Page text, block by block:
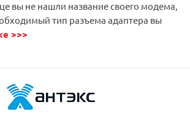
вы не нашли название своего модема,
тип разъема адаптера вы
>>>